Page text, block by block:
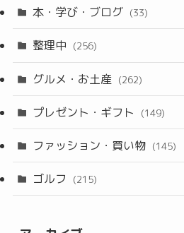
本・学び・ブログ (33)
整理中 (256)
グルメ・お土産 (262)
プレゼント・ギフト (149)
ファッション・買い物 (145)
ゴルフ (215)